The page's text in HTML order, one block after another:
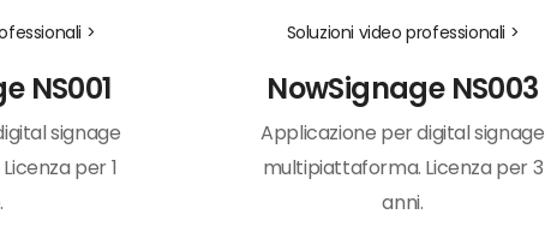
>
NS001
signage
per 1
Soluzioni video professionali >
NowSignage NS003
Applicazione per digital signage
multipiattaforma. Licenza per 3
anni.